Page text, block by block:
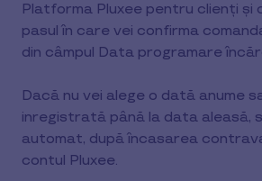
Platforma Pluxee pentru clienți și
pasul în care vei confirma
din câmpul Data programare
Dacă nu vei alege o dată anume
inregistrată până la data aleasă,
automat, după încasarea
contul Pluxee.